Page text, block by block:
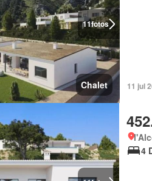
11fotos
Chalet 11 jul
4